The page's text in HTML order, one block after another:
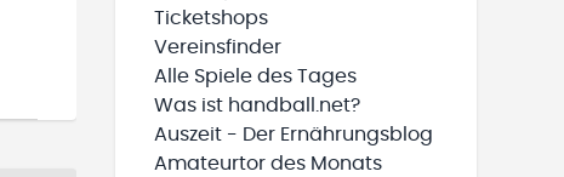
Ticketshops
Vereinsfinder
Alle Spiele des Tages
Was ist handball.net?
Auszeit - Der Ernährungsblog
Amateurtor des Monats